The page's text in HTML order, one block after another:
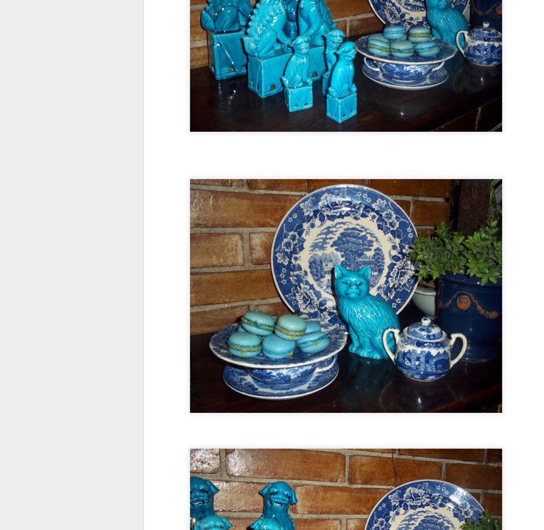
1 copo de iogurte natural (ou 1 xícara de leite integral com o suco de meio limão)*
2/3 de xícara de óleo de girassol (ou coco)
2 xícaras de açúcar peneirado
2 1/2 xícaras de farinha de trigo peneirada
2 colheres de sopa de extrato de baunilha
1 colher de sopa de fermento
incorporado. Acrescente a farinha aos poucos, mexendo tudo a cada adição, apenas até
a mistura, fara que a ação mecânica não faça o glúten se desenvolver). Por fim, junte o
vez, delicadamente. Colocar em 2 formas redondas, de fundo falso, de 20 cm dediâmetro,
levar ao forno (180º) pré aquecido até fazer o teste do palito (espetar o palito no meio do
Vale lembrar que não devemos abrir o forno antes de 20 minutos (de bolo no de forno),
cozido a ponto de não desestruturar e solar.
2)CALDA
Coloque 1 xícara de água em uma panela, acrescente 2 colheres bem cheias de uma boa
ferver. Dissolvida bem a geleia, está pronta.
3)COBERTURA
BUTTERCREAM DE AMORA
INGREDIENTES
12 colheres de sopa de açúcar
200 grs de manteiga sem sal em temperatura ambiente
MODO DE FAZER
Aqueça as claras com o açúcar em uma panela em banho-maria, mexendo sempre com um
sinta mais nenhum grãozinho de açúcar. Nesta hora, retire do fogo e bata em velocidade alta
Ainda na batedeira, vá acrescentando a manteiga em pedaços. Após colocar toda a
minutos. Acrescente o purê de amora e siga batendo até estar cremoso. Reserve na geladeira.
4)RECHEIO